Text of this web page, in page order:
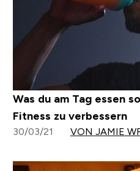
Was du am Tag essen
Fitness zu verbessern
30/03/21 VON JAMIE